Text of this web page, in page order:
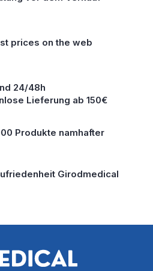
prices on the web
24/48h
Lieferung ab 150€
Produkte namhafter
Girodmedical